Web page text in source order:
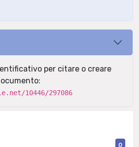
per citare o creare
10446/297086
0